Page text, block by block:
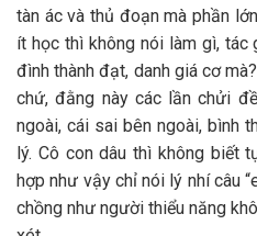
tàn ác và thủ đoạn mà phần
ít học thì không nói làm gì,
đình thành đạt, danh giá cơ
chứ, đằng này các lần chửi
ngoài, cái sai bên ngoài, bình
lý. Cô con dâu thì không biết
hợp như vậy chỉ nói lý nhí câu
chồng như người thiểu năng